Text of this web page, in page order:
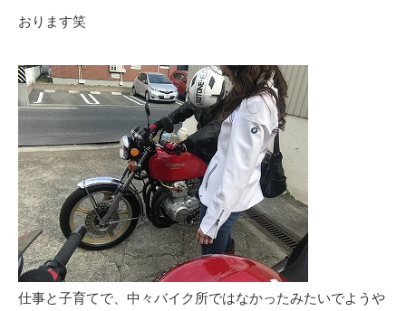
おります笑
仕事と子育てで、中々バイク所ではなかったみたいでようや